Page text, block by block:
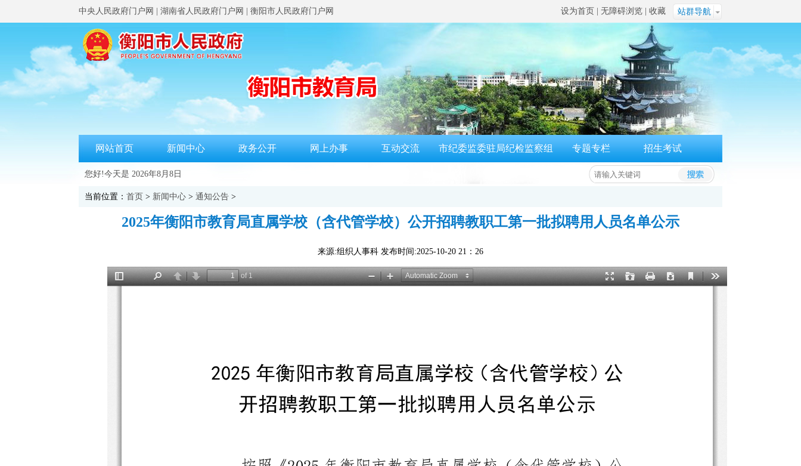
中央人民政府门户网 湖南省人民政府门户网 衡阳市人民政府门户网 站群导航
设为首页 无障碍浏览 收藏
网站首页 新闻中心 政务公开 网上办事 互动交流 市纪委监委驻局纪检监察组 专题专栏 招生考试
您好!今天是 2026年8月8日
当前位置： 首页 > 新闻中心 > 通知公告 >
2025年衡阳市教育局直属学校（含代管学校）公开招聘教职工第一批拟聘用人员名单公示
来源:组织人事科 发布时间:2025-10-20 21：26